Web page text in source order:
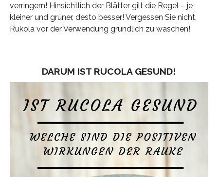
verringern! Hinsichtlich der Blätter gilt die Regel – je
kleiner und grüner, desto besser! Vergessen Sie nicht,
Rukola vor der Verwendung gründlich zu waschen!
DARUM IST RUCOLA GESUND!